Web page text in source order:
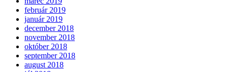
február 2019
január 2019
december 2018
november 2018
október 2018
september 2018
august 2018